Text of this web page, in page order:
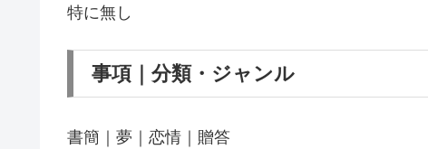
特に無し
事項｜分類・ジャンル
書簡｜夢｜恋情｜贈答